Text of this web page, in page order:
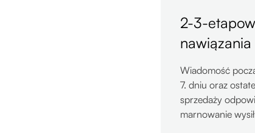
2-3-
Wiadomość
7. dniu oraz
sprzedaży
marnowanie